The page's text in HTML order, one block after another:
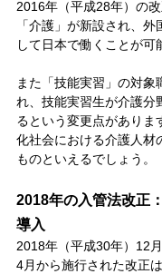
2016年（平成28年）の
「介護」が新設され、
して日本で働くことが可
また「技能実習」の対象
れ、技能実習生が介護分
るという変更点がありま
化社会における介護人材
ものといえるでしょう。
2018年の入管法改正
導入
2018年（平成30年）12
4月から施行された改正